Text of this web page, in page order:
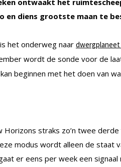
ontwaakt het
en diens grootste maan te
het onderweg naar
wordt de sonde voor de
beginnen met het doen van
Horizons straks zo’n twee
modus wordt alleen de staat
er eens per week een